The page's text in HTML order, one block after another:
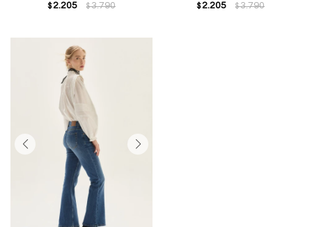
$ 2.205 $3.790 $ 2.205 $3.790